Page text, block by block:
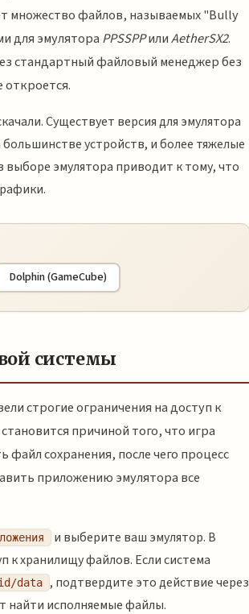
множество файлов, называемых "Bully
для эмулятора PPSSPPилиAetherSX2.
стандартный файловый менеджер без
Существует версия для эмулятора
устройств, и более тяжелые
эмулятора приводит к тому, что
Dolphin (GameCube)
системы
строгие ограничения на доступ к
причиной того, что игра
сохранения, после чего процесс
приложению эмулятора все
и выберите ваш эмулятор. В
к хранилищу файлов. Если система
data
, подтвердите это действие через
найти исполняемые файлы.